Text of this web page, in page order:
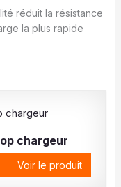
réduit la résistance
la plus rapide
chargeur
Voir le produit